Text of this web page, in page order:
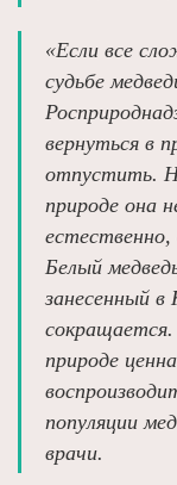
«Если все
судьбе
вернуться в
отпустить.
природе она
естественно,
Белый
занесенный в
природе
популяции
врачи.